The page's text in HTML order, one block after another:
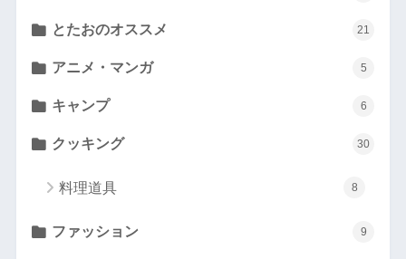
とたおのオススメ 21
アニメ・マンガ 5
キャンプ 6
クッキング 30
料理道具 8
ファッション 9